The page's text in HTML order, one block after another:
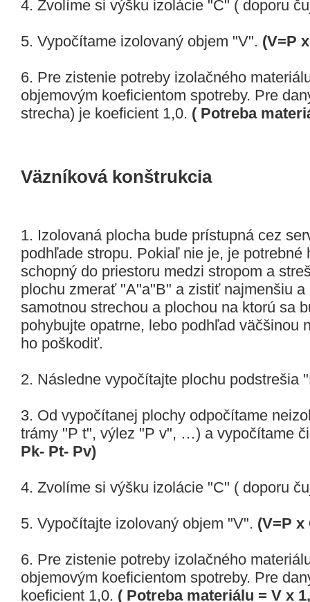
4. Zvolíme si výšku izolácie "C" ( doporu
5. Vypočítame izolovaný objem "V". (V=P
6. Pre zistenie potreby izolačného
objemovým koeficientom spotreby. Pre
strecha) je koeficient 1,0. ( Potreba
Väzníková konštrukcia
1. Izolovaná plocha bude prístupná cez
podhľade stropu. Pokiaľ nie je, je
schopný do priestoru medzi stropom a
plochu zmerať "A"a"B" a zistiť najmenšiu
samotnou strechou a plochou na ktorú sa
pohybujte opatrne, lebo podhľad väčšinou
ho poškodiť.
2. Následne vypočítajte plochu podstrešia
3. Od vypočítanej plochy odpočítame
trámy "P t", výlez "P v", …) a vypočítame
Pk- Pt- Pv)
4. Zvolíme si výšku izolácie "C" ( doporu
5. Vypočítajte izolovaný objem "V". (V=P x
6. Pre zistenie potreby izolačného
objemovým koeficientom spotreby. Pre
koeficient 1,0. ( Potreba materiálu = V x